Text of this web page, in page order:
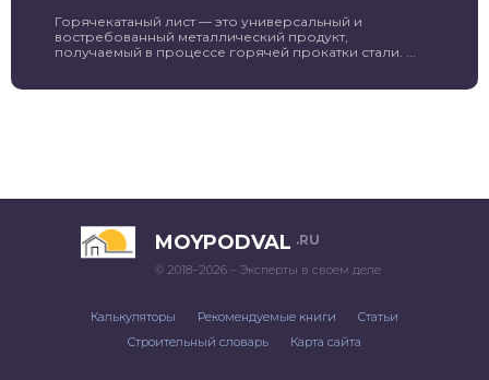
Горячекатаный лист — это универсальный и
востребованный металлический продукт,
получаемый в процессе горячей прокатки стали. ...
MOYPODVAL .RU
© 2018–2026 – Эксперты в своем деле
Калькуляторы Рекомендуемые книги
Статьи
Строительный словарь
Карта сайта